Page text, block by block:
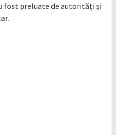
fost preluate de autorități și